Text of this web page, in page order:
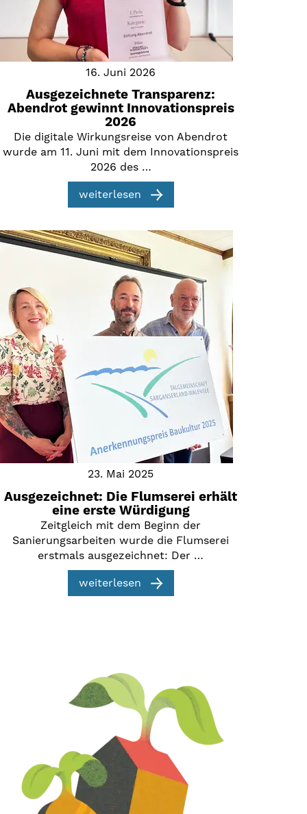
16. Juni 2026
Ausgezeichnete Transparenz:
Abendrot gewinnt Innovationspreis
2026
Die digitale Wirkungsreise von Abendrot
wurde am 11. Juni mit dem Innovationspreis
2026 des …
weiterlesen
23. Mai 2025
Ausgezeichnet: Die Flumserei erhält
eine erste Würdigung
Zeitgleich mit dem Beginn der
Sanierungsarbeiten wurde die Flumserei
erstmals ausgezeichnet: Der …
weiterlesen